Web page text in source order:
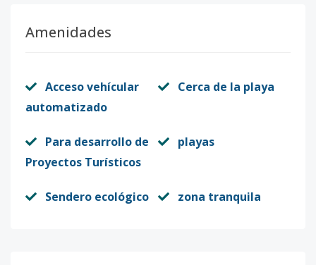
Amenidades
Acceso vehícular
automatizado
Cerca de la playa
Para desarrollo de
Proyectos Turísticos
playas
Sendero ecológico zona tranquila